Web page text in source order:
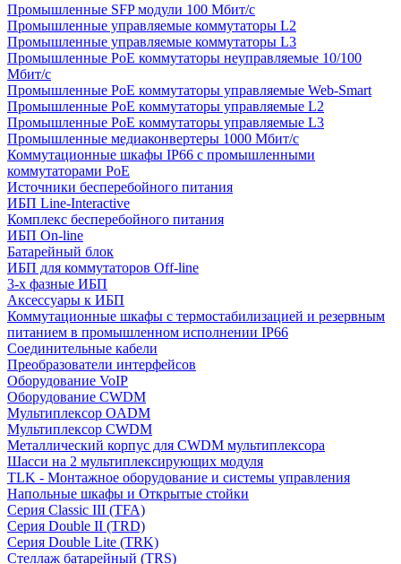
Промышленные SFP модули 100 Мбит/c
Промышленные управляемые коммутаторы L2
Промышленные управляемые коммутаторы L3
Промышленные PoE коммутаторы неуправляемые 10/100
Мбит/с
Промышленные PoE коммутаторы управляемые Web-Smart
Промышленные PoE коммутаторы управляемые L2
Промышленные PoE коммутаторы управляемые L3
Промышленные медиаконвертеры 1000 Мбит/с
Коммутационные шкафы IP66 c промышленными
коммутаторами PoE
Источники бесперебойного питания
ИБП Line-Interactive
Комплекс бесперебойного питания
ИБП On-line
Батарейный блок
ИБП для коммутаторов Off-line
3-х фазные ИБП
Аксессуары к ИБП
Коммутационные шкафы с термостабилизацией и резервным
питанием в промышленном исполнении IP66
Соединительные кабели
Преобразователи интерфейсов
Оборудование VoIP
Оборудование CWDM
Мультиплекcор OADM
Мультиплексор CWDM
Металлический корпус для CWDM мультиплексора
Шасси на 2 мультиплексирующих модуля
TLK - Монтажное оборудование и системы управления
Напольные шкафы и Открытые стойки
Серия Classic III (TFA)
Серия Double II (TRD)
Серия Double Lite (TRK)
Стеллаж батарейный (TRS)